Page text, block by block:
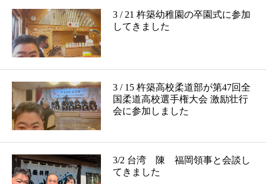
3 / 21 杵築幼稚園の卒園式に参加
してきました
3 / 15 杵築高校柔道部が第47回全
国柔道高校選手権大会 激励壮行
会に参加しました
3/2 台湾 陳 福岡領事と会談し
てきました